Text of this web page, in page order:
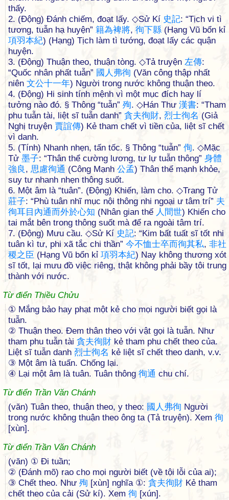
thấy.
2. (Động) Đánh chiếm, đoạt lấy. ◇Sử Kí 史記: “Tịch vi tì
tương, tuẫn hạ huyện” 籍為裨將, 徇下縣 (Hạng Vũ bổn kỉ
項羽本紀) (Hạng) Tịch làm tì tướng, đoạt lấy các quận
huyện.
3. (Động) Thuận theo, thuận tòng. ◇Tả truyện 左傳:
“Quốc nhân phất tuẫn” 國 人 弗徇 (Văn công thập nhất
niên 文公十一年) Người trong nước không thuận theo.
4. (Động) Hi sinh tính mệnh vì một mục đích hay lí
tưởng nào đó. § Thông “tuẫn” 殉. ◇Hán Thư 漢書: “Tham
phu tuẫn tài, liệt sĩ tuẫn danh” 貪夫徇財, 烈士徇名 (Giả
Nghị truyện 賈誼傳) Kẻ tham chết vì tiền của, liệt sĩ chết
vì danh.
5. (Tính) Nhanh nhẹn, tấn tốc. § Thông “tuẫn” 侚. ◇Mặc
Tử 墨子: “Thân thể cường lương, tư lự tuẫn thông” 身體
強良 , 思慮徇通 (Công Mạnh 公孟) Thân thể mạnh khỏe,
suy tư nhanh nhẹn thông suốt.
6. Một âm là “tuân”. (Động) Khiến, làm cho. ◇Trang Tử
莊子: “Phù tuân nhĩ mục nội thông nhi ngoại ư tâm trí” 夫
徇耳目 內通而外於心知 (Nhân gian thế 人 間世) Khiến cho
tai mắt bên trong thông suốt mà để ra ngoài tâm trí.
7. (Động) Mưu cầu. ◇Sử Kí 史記: “Kim bất tuất sĩ tốt nhi
tuân kì tư, phi xã tắc chi thần” 今不恤士卒而徇其私, 非社
稷之 臣 (Hạng Vũ bổn kỉ 項羽本紀) Nay không thương xót
sĩ tốt, lại mưu đồ việc riêng, thật không phải bầy tôi trung
thành với nước.
Từ điển Thiều Chửu
① Mắng bảo hay phạt một kẻ cho mọi người biết gọi là
tuẫn.
② Thuận theo. Ðem thân theo với vật gọi là tuẫn. Như
tham phu tuẫn tài 貪夫徇財 kẻ tham phu chết theo của.
Liệt sĩ tuẫn danh 烈士徇名 kẻ liệt sĩ chết theo danh, v.v.
③ Một âm là tuấn. Chống lại.
④ Lại một âm là tuân. Tuân thông 徇通 chu chí.
Từ điển Trần Văn Chánh
(văn) Tuân theo, thuận theo, y theo: 國 人 弗徇 Người
trong nước không thuận theo ông ta (Tả truyện). Xem 徇
[xùn].
Từ điển Trần Văn Chánh
(văn) ① Đi tuần;
② (Đánh mõ) rao cho mọi người biết (về tội lỗi của ai);
③ Chết theo. Như 殉 [xùn] nghĩa ①: 貪夫徇財 Kẻ tham
chết theo của cải (Sử kí). Xem 徇 [xún].